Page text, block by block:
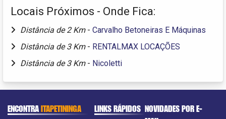
Locais Próximos - Onde Fica:
Distância de 2 Km - Carvalho Betoneiras E Máquinas
Distância de 3 Km - RENTALMAX LOCAÇÕES
Distância de 3 Km - Nicoletti
ENCONTRAITAPETININGA LINKS RÁPIDOS NOVIDADES POR E-